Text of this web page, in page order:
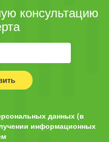
консультацию
данных (в
информационных